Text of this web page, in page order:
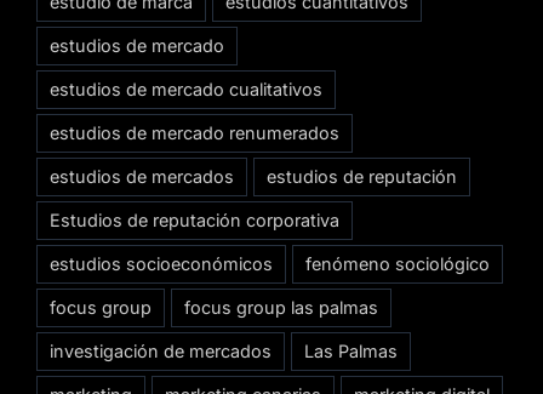
estudios de mercado
estudios de mercado cualitativos
estudios de mercado renumerados
estudios de mercados estudios de reputación
Estudios de reputación corporativa
estudios socioeconómicos fenómeno sociológico
focus group focus group las palmas
investigación de mercados Las Palmas